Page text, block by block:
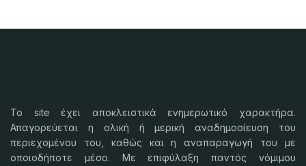
Το site έχει αποκλειστικά ενημερωτικό χαρακτήρα.
Απαγορεύεται η ολική ή μερική αναδημοσίευση του
περιεχομένου του, καθώς και η αναπαραγωγή του με
οποιοδήποτε μέσο. Με επιφύλαξη παντός νόμιμου